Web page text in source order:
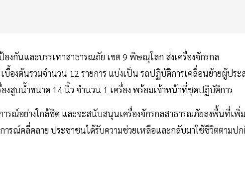
องกันและบรรเทาสาธารณภัย เขต 9 พิษณุโลก ส่งเครื่องจักรกล
งต้นรวมจำนวน 12 รายการ แบ่งเป็น รถปฏิบัติการเคลื่อนย้ายผู้ประ
งสูบน้ำขนาด 14 นิ้ว จำนวน 1 เครื่อง พร้อมเจ้าหน้าที่ชุดปฏิบัติการ
รณ์อย่างใกล้ชิด และจะสนับสนุนเครื่องจักรกลสาธารณภัยลงพื้นที่เพิ่ม
รณ์คลี่คลาย ประชาชนได้รับความช่วยเหลือและกลับมาใช้ชีวิตตามป